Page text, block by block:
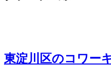
東淀川区のコワー